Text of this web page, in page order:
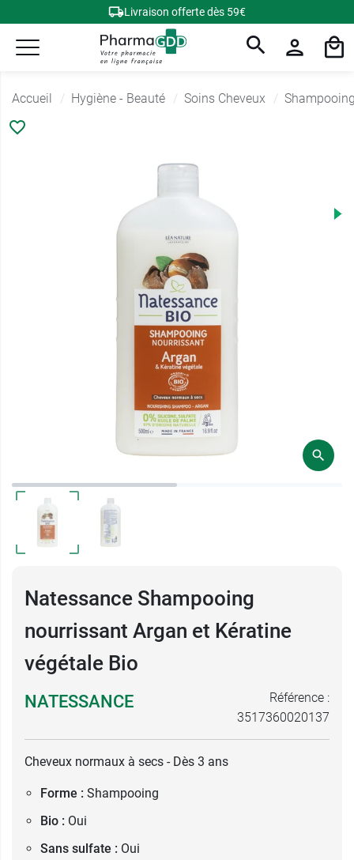
Livraison offerte dès 59€
Accueil Hygiène - Beauté Soins Cheveux
Natessance Shampooing
nourrissant Argan et Kératine
végétale Bio
NATESSANCE
Référence :
3517360020137
Cheveux normaux à secs - Dès 3 ans
Forme : Shampooing
Bio : Oui
Sans sulfate : Oui